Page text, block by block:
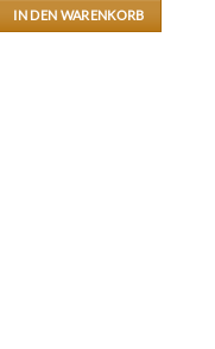
IN DEN WARENKORB